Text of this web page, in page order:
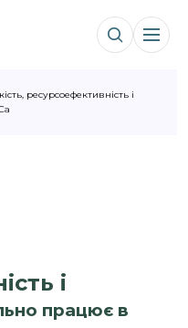
ресурсоефективність і
і
працює в